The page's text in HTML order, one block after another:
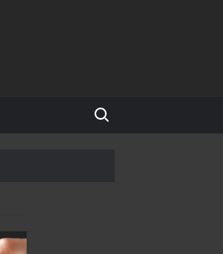
Search for: